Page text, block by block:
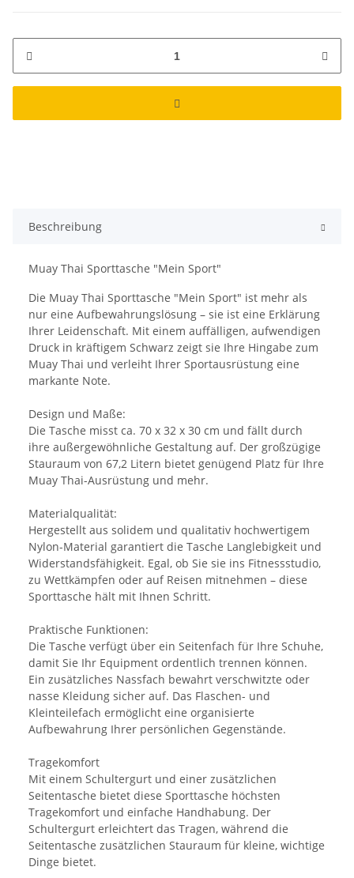
Beschreibung
Muay Thai Sporttasche "Mein Sport"
Die Muay Thai Sporttasche "Mein Sport" ist mehr als
nur eine Aufbewahrungslösung – sie ist eine Erklärung
Ihrer Leidenschaft. Mit einem auffälligen, aufwendigen
Druck in kräftigem Schwarz zeigt sie Ihre Hingabe zum
Muay Thai und verleiht Ihrer Sportausrüstung eine
markante Note.
Design und Maße:
Die Tasche misst ca. 70 x 32 x 30 cm und fällt durch
ihre außergewöhnliche Gestaltung auf. Der großzügige
Stauraum von 67,2 Litern bietet genügend Platz für Ihre
Muay Thai-Ausrüstung und mehr.
Materialqualität:
Hergestellt aus solidem und qualitativ hochwertigem
Nylon-Material garantiert die Tasche Langlebigkeit und
Widerstandsfähigkeit. Egal, ob Sie sie ins Fitnessstudio,
zu Wettkämpfen oder auf Reisen mitnehmen – diese
Sporttasche hält mit Ihnen Schritt.
Praktische Funktionen:
Die Tasche verfügt über ein Seitenfach für Ihre Schuhe,
damit Sie Ihr Equipment ordentlich trennen können.
Ein zusätzliches Nassfach bewahrt verschwitzte oder
nasse Kleidung sicher auf. Das Flaschen- und
Kleinteilefach ermöglicht eine organisierte
Aufbewahrung Ihrer persönlichen Gegenstände.
Tragekomfort
Mit einem Schultergurt und einer zusätzlichen
Seitentasche bietet diese Sporttasche höchsten
Tragekomfort und einfache Handhabung. Der
Schultergurt erleichtert das Tragen, während die
Seitentasche zusätzlichen Stauraum für kleine, wichtige
Dinge bietet.